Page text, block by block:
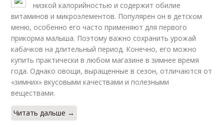
низкой калорийностью и содержит обилие
витаминов и микроэлементов. Популярен он в детском
меню, особенно его часто применяют для первого
прикорма малыша. Поэтому важно сохранить урожай
кабачков на длительный период. Конечно, его можно
купить практически в любом магазине в зимнее время
года. Однако овощи, выращенные в сезон, отличаются от
«зимних» вкусовыми качествами и полезными
веществами.
Читать дальше →